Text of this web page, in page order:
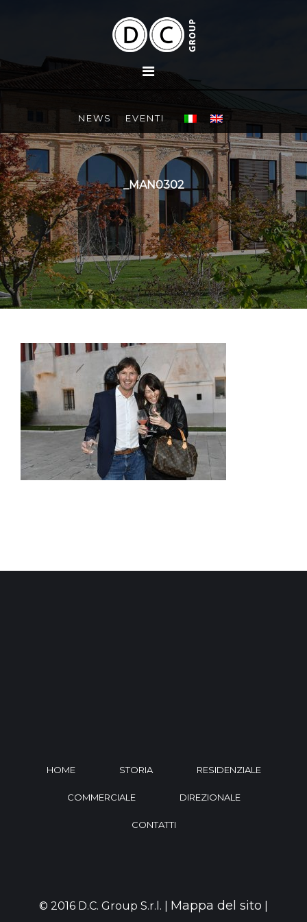
NEWS EVENTI
_MAN0302
HOME STORIA RESIDENZIALE
COMMERCIALE DIREZIONALE
CONTATTI
© 2016 D.C. Group S.r.l. | Mappa del sito